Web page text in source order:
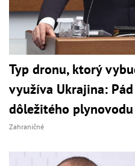
Typ dronu, ktorý
využíva Ukrajina:
dôležitého plynovodu
Zahraničné